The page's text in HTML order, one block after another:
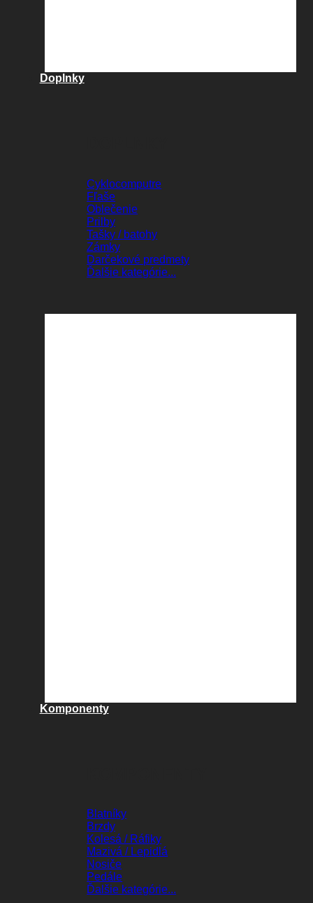
Doplnky
Cyklocomputre
Fľaše
Oblečenie
Prilby
Tašky / batohy
Zámky
Darčekové predmety
Ďalšie kategórie...
Komponenty
Blatníky
Brzdy
Kolesá / Ráfiky
Mazivá / Lepidlá
Nosiče
Pedále
Ďalšie kategórie...